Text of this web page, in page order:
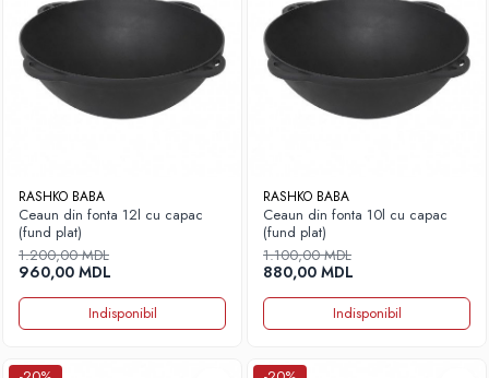
RASHKO BABA
Ceaun din fonta 12l cu capac
(fund plat)
1.200,00 MDL
960,00 MDL
Indisponibil
RASHKO BABA
Ceaun din fonta 10l cu capac
(fund plat)
1.100,00 MDL
880,00 MDL
Indisponibil